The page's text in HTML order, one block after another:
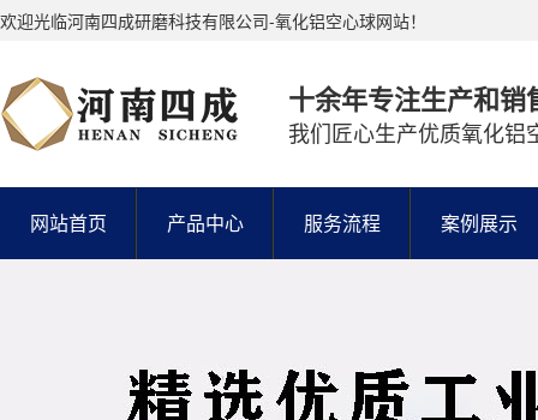
欢迎光临河南四成研磨科技有限公司-氧化铝空心球网站！
十余年专注生产和销
我们匠心生产优质氧化铝
网站首页 产品中心 服务流程 案例展示